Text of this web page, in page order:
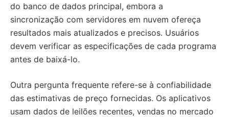
do banco de dados principal, embora a
sincronização com servidores em nuvem ofereça
resultados mais atualizados e precisos. Usuários
devem verificar as especificações de cada programa
antes de baixá-lo.
Outra pergunta frequente refere-se à confiabilidade
das estimativas de preço fornecidas. Os aplicativos
usam dados de leilões recentes, vendas no mercado